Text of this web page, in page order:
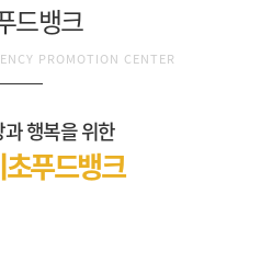
드뱅크
PROMOTION CENTER
행복을 위한
푸드뱅크